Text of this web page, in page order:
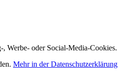
Werbe- oder Social-Media-Cookies.
Mehr in der Datenschutzerklärung